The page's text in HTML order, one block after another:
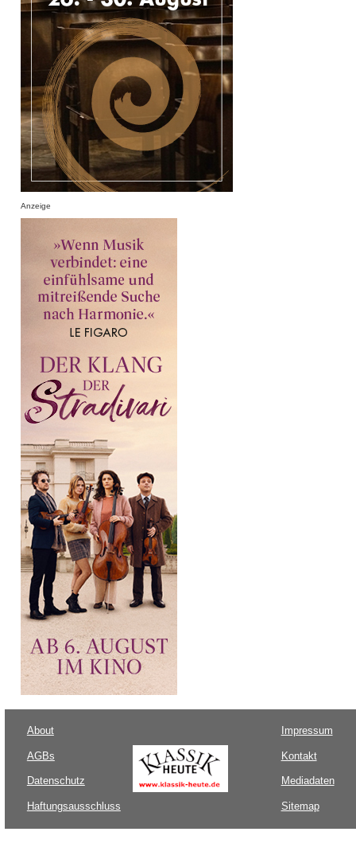
Anzeige
About
AGBs
Datenschutz
Haftungsausschluss
Impressum
Kontakt
Mediadaten
Sitemap